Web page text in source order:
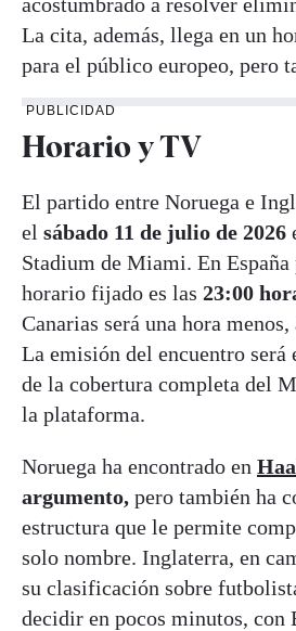
La cita, además, llega en un
para el público europeo, pero
PUBLICIDAD
Horario y TV
El partido entre Noruega e
el sábado 11 de julio de 2026
Stadium de Miami. En España
horario fijado es las 23:00
Canarias será una hora
La emisión del encuentro será
de la cobertura completa del
la plataforma.
Noruega ha encontrado en
argumento, pero también ha
estructura que le permite
solo nombre. Inglaterra, en
su clasificación sobre
decidir en pocos minutos, con